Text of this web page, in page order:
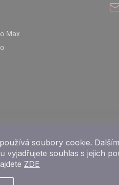
soubory cookie.
vyjadřujete souhlas s jejich
ZDE
Max